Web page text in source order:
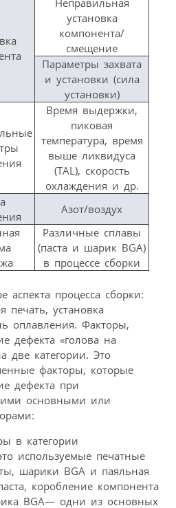
Неправильная
установка
компонента/
смещение
Параметры захвата
и установки (сила
установки)
Время выдержки,
пиковая
температура, время
выше ликвидуса
(TAL), скорость
охлаждения и др.
Азот/воздух
Различные сплавы
(паста и шарик BGA)
в процессе сборки
аспекта процесса сборки:
печать, установка
оплавления. Факторы,
дефекта «голова на
две категории. Это
факторы, которые
дефекта при
основными или
в категории
используемые печатные
шарики BGA и паяльная
коробление компонента
BGA— одни из основных